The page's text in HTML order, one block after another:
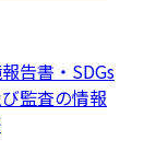
告書・SDGs
監査の情報